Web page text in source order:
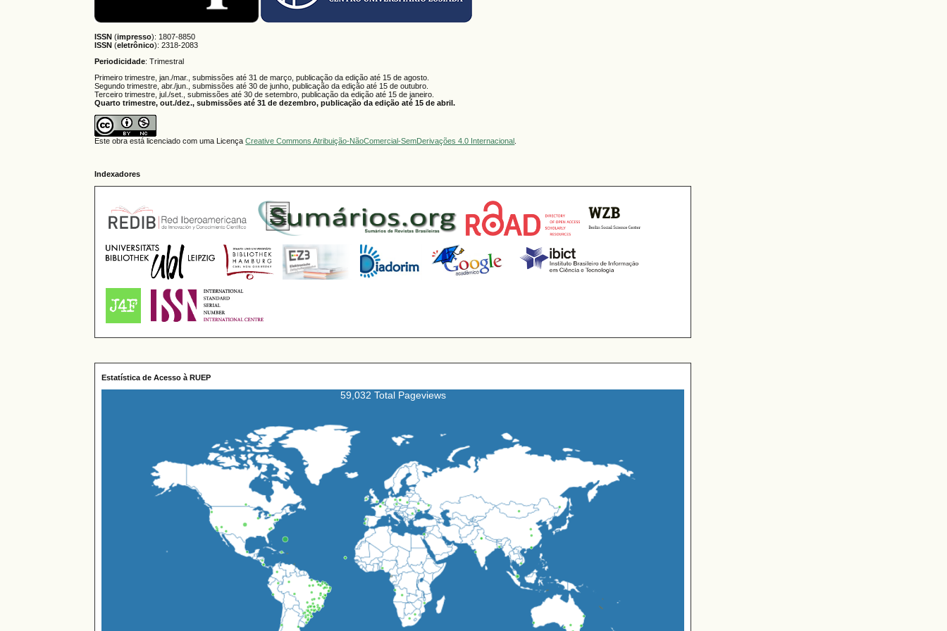
ISSN (impresso): 1807-8850
ISSN (eletrônico):2318-2083
Periodicidade: Trimestral
Primeiro trimestre, jan./mar., submissões até 31 de março, publicação da edição até 15 de agosto.
Segundo trimestre, abr./jun., submissões até 30 de junho, publicação da edição até 15 de outubro.
Terceiro trimestre, jul./set., submissões até 30 de setembro, publicação da edição até 15 de janeiro.
Quarto trimestre, out./dez., submissões até 31 de dezembro, publicação da edição até 15 de abril.
Este obra está licenciado com uma LicençaCreative Commons Atribuição-NãoComercial-SemDerivações 4.0 Internacional
Indexadores
Estatística de Acesso à RUEP
59,032 Total Pageviews